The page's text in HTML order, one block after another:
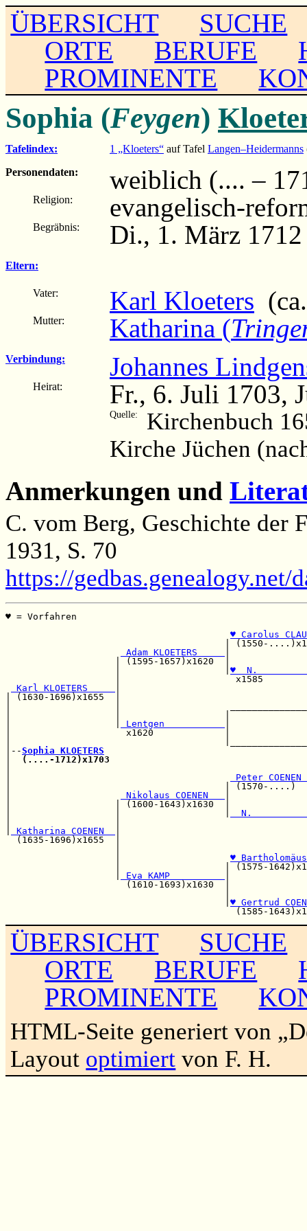
ÜBERSICHT
SUCHE
ORTE
BERUFE
PROMINENTE
Sophia (Feygen)
Tafelindex: 1 „Kloeters“ auf Tafel Langen–Heidermanns
Personendaten:
weiblich (.... –
Religion: evangelisch-
Begräbnis: Di., 1. März 1712
Eltern:
Vater: Karl Kloeters
Mutter: Katharina (
Verbindung: Johannes
Heirat: Fr., 6. Juli 1703,
Quelle:
Kirchenbuch
Kirche Jüchen
Anmerkungen und
C. vom Berg, Geschichte der
1931, S. 70
https://gedbas.genealogy.net/
♥ = Vorfahren
♥ Carolus
Adam KLOETERS
| (1595-1657)x1620
♥
|
Karl KLOETERS
| (1630-1696)x1655  |
Lentgen
|                     x1620
|--Sophia KLOETERS
(....-1712)x1703
Peter
|
Nikolaus COENEN
|                   | (1600-
Katharina COENEN
(1635-
♥
|
Eva KAMP
(1610-
♥ Gertrud
ÜBERSICHT
SUCHE
ORTE
BERUFE
PROMINENTE
HTML-Seite generiert von
Layout optimiert von F. H.